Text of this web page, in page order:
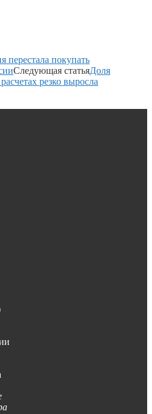
перестала покупать
Следующая статьяДоля
резко выросла